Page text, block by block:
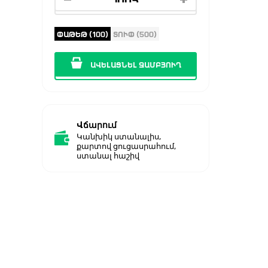
ՓԱԹԵԹ (100) ՏՈՒՓ (500)
ԱՎԵԼԱՑՆԵԼ ԶԱՄԲՅՈՒՂ
Վճարում
Կանխիկ ստանալիս,
քարտով ցուցասրահում,
ստանալ հաշիվ